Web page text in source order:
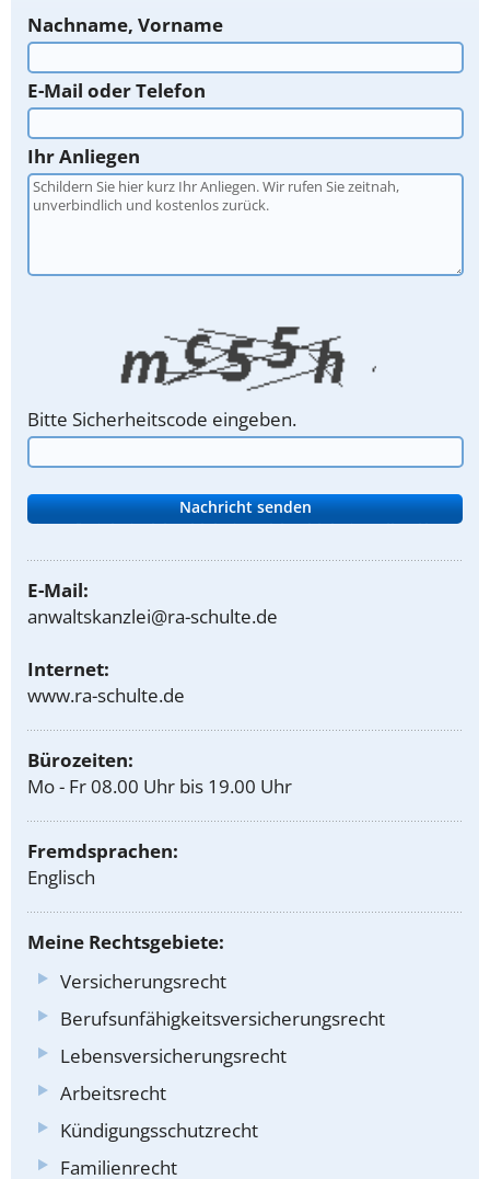
Nachname, Vorname
E-Mail oder Telefon
Ihr Anliegen
Bitte Sicherheitscode eingeben.
E-Mail:
anwaltskanzlei@ra-schulte.de
Internet:
www.ra-schulte.de
Bürozeiten:
Mo - Fr 08.00 Uhr bis 19.00 Uhr
Fremdsprachen:
Englisch
Meine Rechtsgebiete:
Versicherungsrecht
Berufsunfähigkeitsversicherungsrecht
Lebensversicherungsrecht
Arbeitsrecht
Kündigungsschutzrecht
Familienrecht